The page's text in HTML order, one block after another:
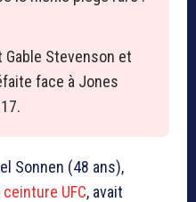
Stevenson et
face à Jones
Sonnen (48 ans),
ceinture UFC, avait